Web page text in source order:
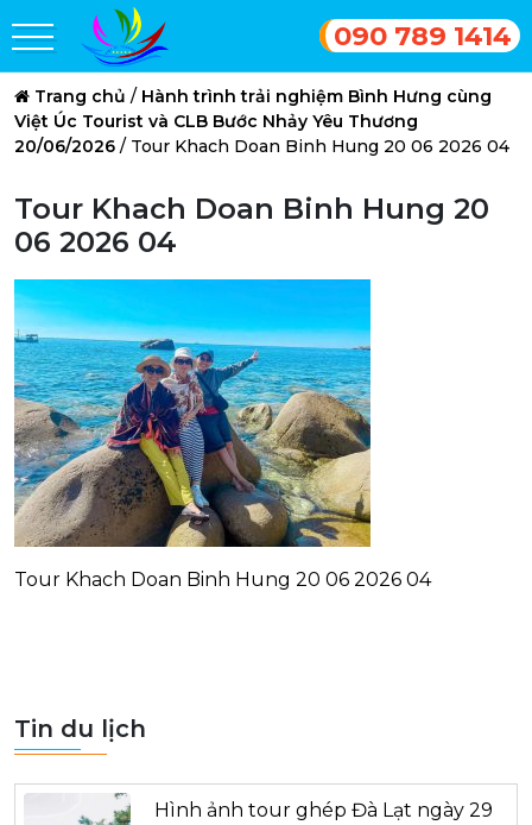
090 789 1414
Trang chủ / Hành trình trải nghiệm Bình Hưng cùng
Việt Úc Tourist và CLB Bước Nhảy Yêu Thương
20/06/2026 / Tour Khach Doan Binh Hung 20 06 2026 04
Tour Khach Doan Binh Hung 20
06 2026 04
Tour Khach Doan Binh Hung 20 06 2026 04
Tin du lịch
Hình ảnh tour ghép Đà Lạt ngày 29